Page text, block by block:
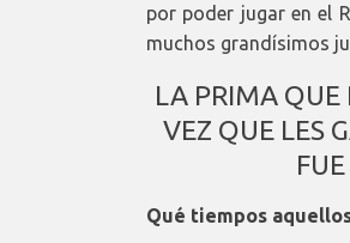
por poder jugar en el
muchos grandísimos
LA PRIMA QUE
VEZ QUE LES
Qué tiempos